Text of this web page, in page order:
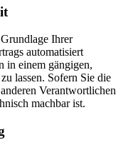
Ihrer
automatisiert
in einem gängigen,
lassen. Sofern Sie die
Verantwortlichen
machbar ist.